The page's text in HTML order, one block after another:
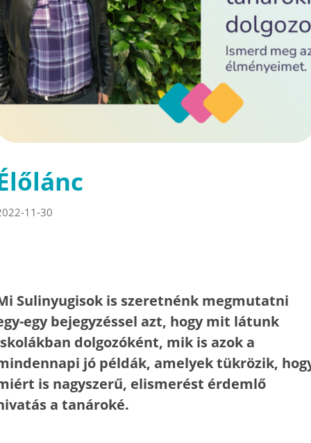
11-30
Sulinyugisok is szeretnénk megmutatni
egy bejegyzéssel azt, hogy mit látunk
dolgozóként, mik is azok a
jó példák, amelyek tükrözik,
is nagyszerű, elismerést érdemlő
a tanároké.